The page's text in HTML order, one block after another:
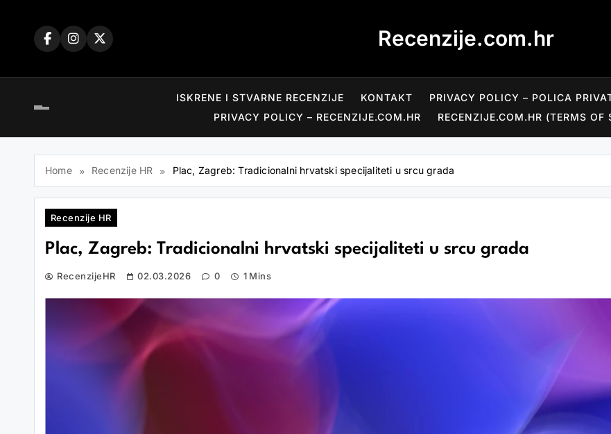
Recenzije.com.hr
ISKRENE I STVARNE RECENZIJE KONTAKT
PRIVACY POLICY – POLICA
PRIVACY POLICY – RECENZIJE.COM.HR
RECENZIJE.COM.HR (TERMS OF
Home Recenzije HR Plac, Zagreb: Tradicionalni hrvatski specijaliteti u srcu grada
Recenzije HR
Plac, Zagreb: Tradicionalni hrvatski specijaliteti u srcu grada
RecenzijeHR 02.03.2026 0 1 Mins